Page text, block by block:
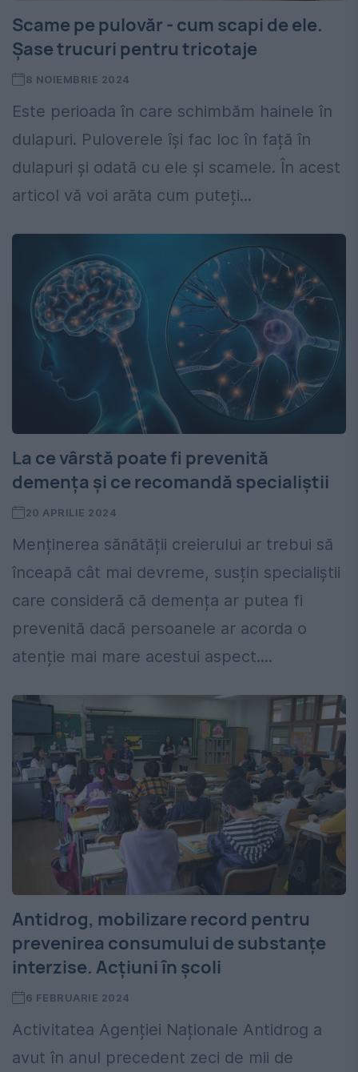
Scame pe pulovăr - cum scapi de ele.
Șase trucuri pentru tricotaje
8 NOIEMBRIE 2024
Este perioada în care schimbăm hainele în
dulapuri. Puloverele își fac loc în față în
dulapuri și odată cu ele și scamele. În acest
articol vă voi arăta cum puteți...
La ce vârstă poate fi prevenită
demența și ce recomandă specialiștii
20 APRILIE 2024
Menținerea sănătății creierului ar trebui să
înceapă cât mai devreme, susțin specialiștii
care consideră că demența ar putea fi
prevenită dacă persoanele ar acorda o
atenție mai mare acestui aspect....
Antidrog, mobilizare record pentru
prevenirea consumului de substanțe
interzise. Acțiuni în școli
6 FEBRUARIE 2024
Activitatea Agenției Naționale Antidrog a
avut în anul precedent zeci de mii de